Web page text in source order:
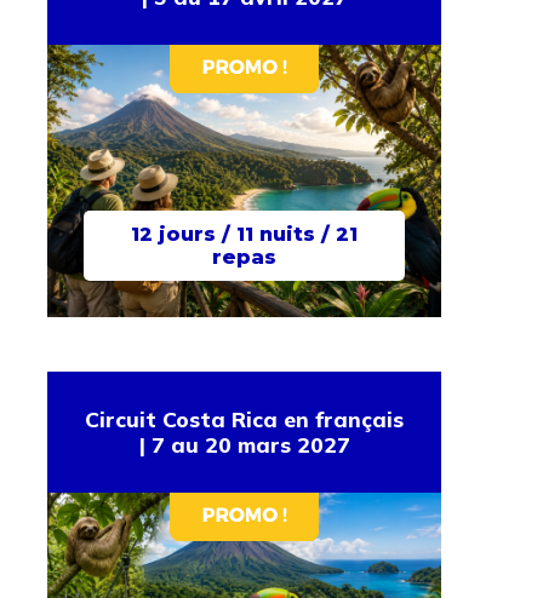
12 jours / 11 nuits / 21
repas
Circuit Costa Rica en français
| 7 au 20 mars 2027